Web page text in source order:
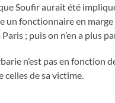
Soufir aurait été
un fonctionnaire en marge
; puis on n’en a plus
n’est pas en fonction
celles de sa victime.